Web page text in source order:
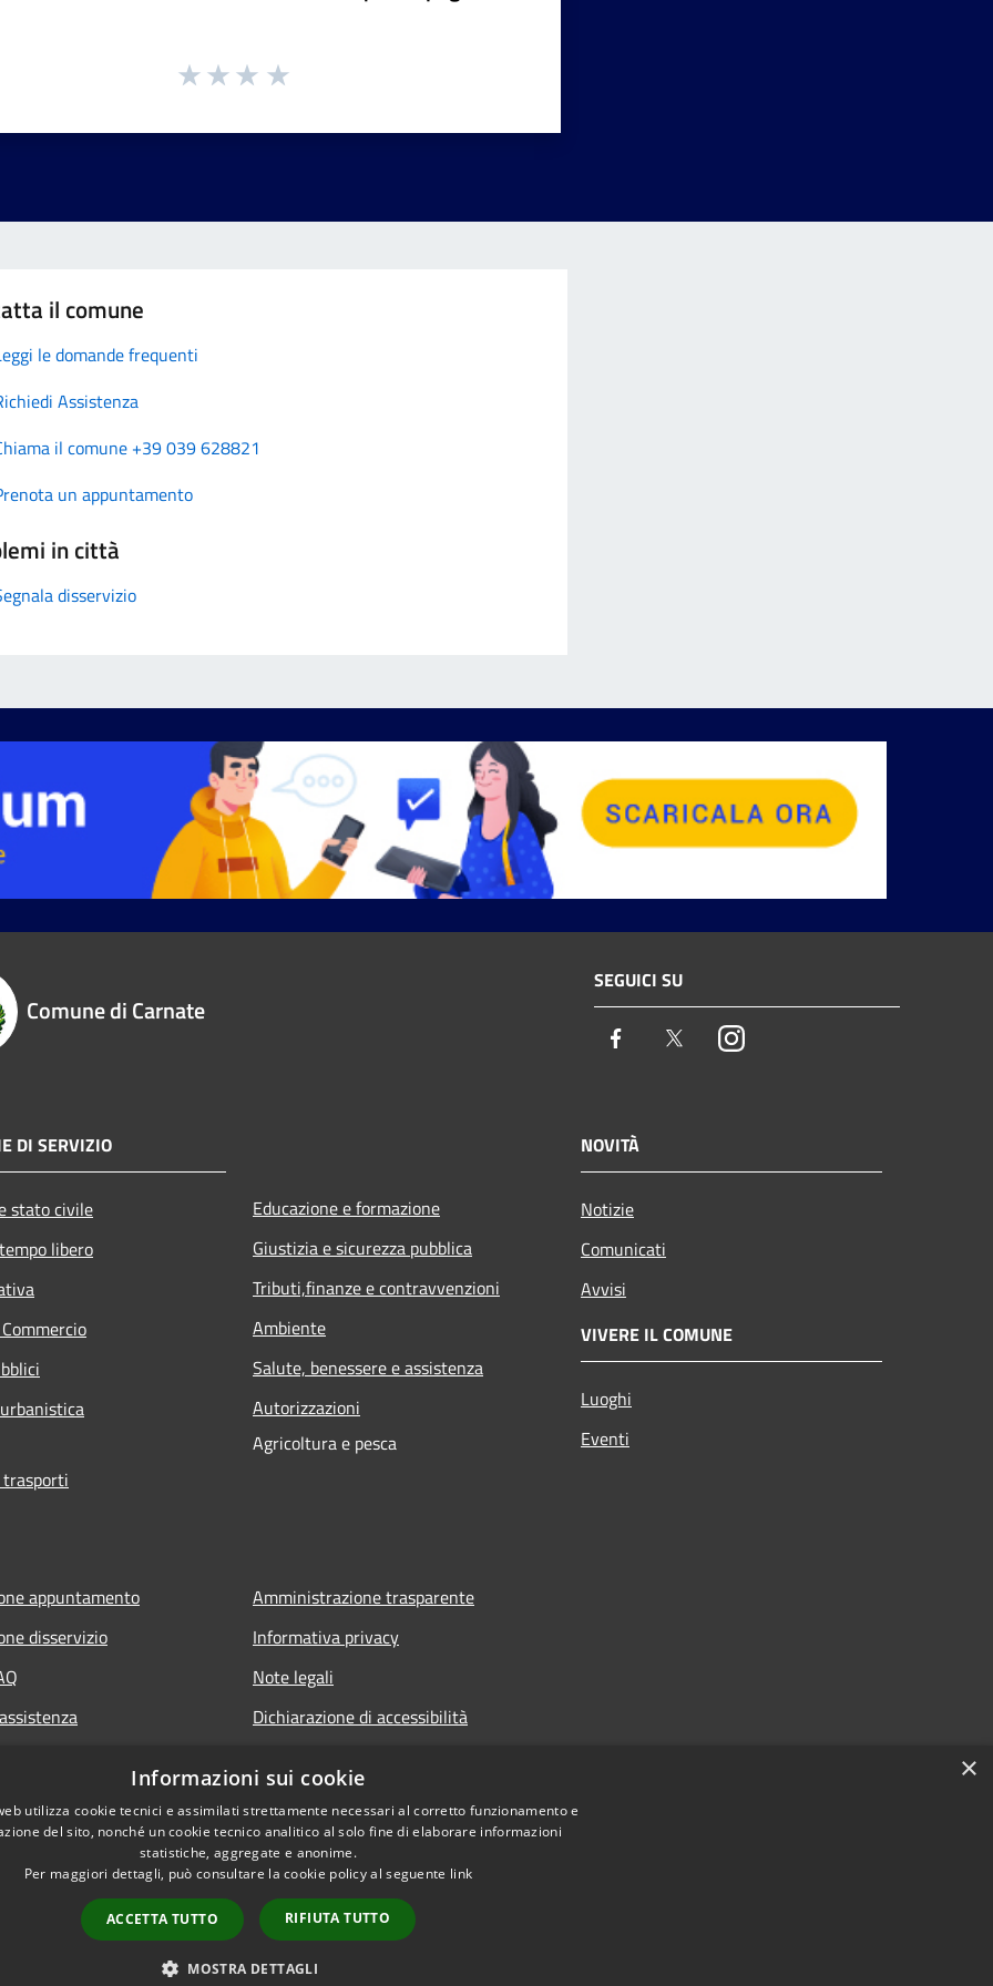
il comune
le domande frequenti
Assistenza
il comune +39 039 628821
un appuntamento
in città
disservizio
Comune di Carnate
SEGUICI SU
Facebook TwitterInstagram
DI SERVIZIO
stato civile
libero
Educazione e formazione
Giustizia e sicurezza pubblica
Tributi,finanze e contravvenzioni
Ambiente
Salute, benessere e assistenza
Autorizzazioni
Agricoltura e pesca
NOVITÀ
Notizie
Comunicati
Avvisi
VIVERE IL COMUNE
Luoghi
Eventi
appuntamento
disservizio
Amministrazione trasparente
Informativa privacy
Note legali
Dichiarazione di accessibilità
Copyright © 2026 • Comune di Carnate • Powered by
×
Informazioni sui cookie
utilizza cookie tecnici e assimilati strettamente necessari al corretto funzionamento e
del sito, nonché un cookie tecnico analitico al solo fine di elaborare informazioni
statistiche, aggregate e anonime.
Per maggiori dettagli, può consultare la cookie policy al seguente link
ACCETTA TUTTO RIFIUTA TUTTO
MOSTRA DETTAGLI